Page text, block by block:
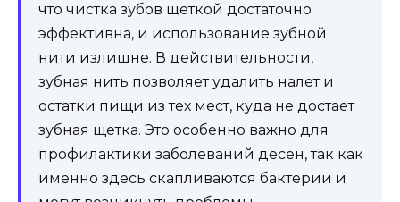
что чистка зубов щеткой достаточно
эффективна, и использование зубной
нити излишне. В действительности,
зубная нить позволяет удалить налет и
остатки пищи из тех мест, куда не достает
зубная щетка. Это особенно важно для
профилактики заболеваний десен, так как
именно здесь скапливаются бактерии и